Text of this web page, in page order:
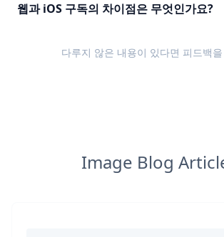
웹과 iOS 구독의 차이점은 무엇인가요?
다루지 않은 내용이 있다면 피드백
Image Blog